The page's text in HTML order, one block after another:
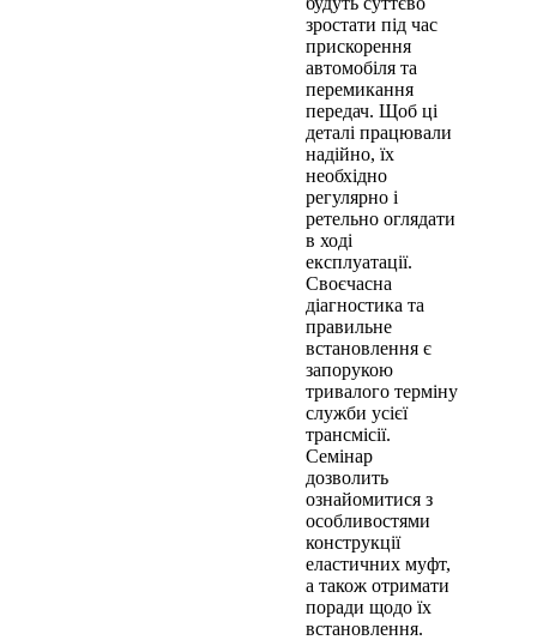
зростати під час
прискорення
автомобіля та
перемикання
передач. Щоб ці
деталі працювали
надійно, їх
необхідно
регулярно і
ретельно оглядати
в ході
експлуатації.
Своєчасна
діагностика та
правильне
встановлення є
запорукою
тривалого терміну
служби усієї
трансмісії.
Семінар
дозволить
ознайомитися з
особливостями
конструкції
еластичних муфт,
а також отримати
поради щодо їх
встановлення.